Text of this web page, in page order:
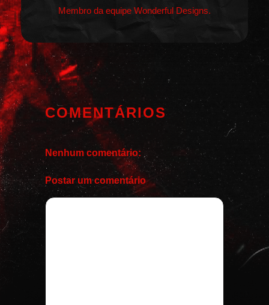
Membro da equipe Wonderful Designs.
COMENTÁRIOS
Nenhum comentário:
Postar um comentário